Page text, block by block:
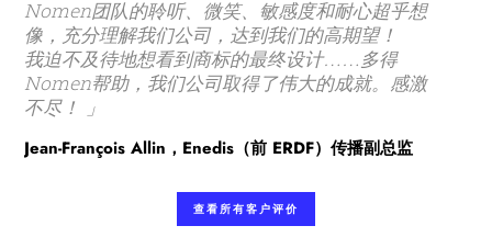
Nomen团队的聆听、微笑、敏感度和耐心超乎想
像，充分理解我们公司，达到我们的高期望！
我迫不及待地想看到商标的最终设计……多得
Nomen帮助，我们公司取得了伟大的成就。感激
不尽！ 」
Jean-François Allin，Enedis（前 ERDF）传播副总监
查看所有客户评价